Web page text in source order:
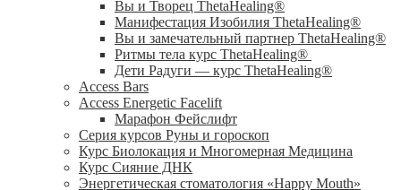
Вы и Творец ThetaHealing®
Манифестация Изобилия ThetaHealing®
Вы и замечательный партнер ThetaHealing®
Ритмы тела курс ThetaHealing®
Дети Радуги — курс ThetaHealing®
Access Bars
Access Energetic Facelift
Марафон Фейслифт
Серия курсов Руны и гороскоп
Курс Биолокация и Многомерная Медицина
Курс Сияние ДНК
Энергетическая стоматология «Happy Mouth»